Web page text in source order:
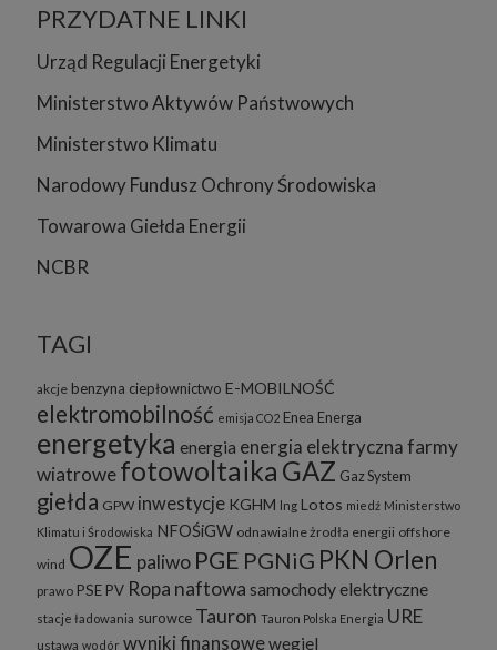
PRZYDATNE LINKI
Urząd Regulacji Energetyki
Ministerstwo Aktywów Państwowych
Ministerstwo Klimatu
Narodowy Fundusz Ochrony Środowiska
Towarowa Giełda Energii
NCBR
TAGI
akcje benzyna ciepłownictwo E-MOBILNOŚĆ
elektromobilność emisja CO2 Enea Energa
energetyka energia energia elektrycznafarmy
wiatrowefotowoltaika GAZ Gaz System
giełda GPW inwestycje KGHM lng Lotos miedź Ministerstwo
Klimatu i Środowiska NFOŚiGW odnawialne żrodła energii offshore
wind OZE paliwo PGE PGNiG PKN Orlen
prawo PSE PV Ropa naftowa samochody elektryczne
stacje ładowania surowce Tauron Tauron Polska Energia URE
ustawa wodór wyniki finansowewęgiel